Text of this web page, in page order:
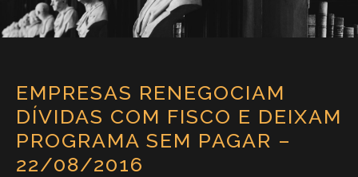
EMPRESAS RENEGOCIAM
DÍVIDAS COM FISCO E DEIXAM
PROGRAMA SEM PAGAR –
22/08/2016